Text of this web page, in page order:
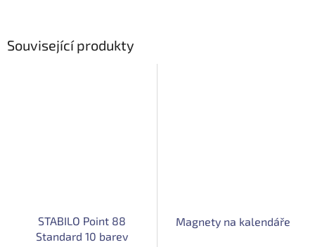
Související produkty
STABILO Point 88
Standard 10 barev
Magnety na kalendáře